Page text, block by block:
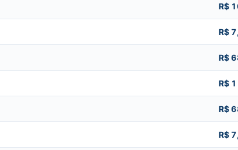
R$
R$
R$
R$
R$
R$